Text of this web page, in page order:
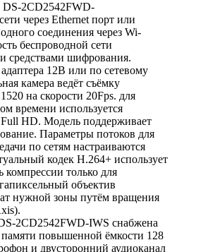
DS-2CD2542FWD-
через Ethernet порт или
соединения через Wi-
беспроводной сети
средствами шифрования.
12В или по сетевому
камера ведёт съёмку
на скорости 20Fps. для
времени используется
Full HD. Модель поддерживает
Параметры потоков для
по сетям настраиваются
кодек H.264+ использует
только для
объектив
нужной зоны путём вращения
2CD2542FWD-IWS снабжена
памяти повышенной ёмкости 128
и двусторонний аудиоканал